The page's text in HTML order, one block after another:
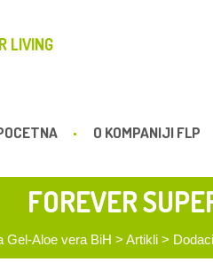
LIVING
O KOMPANIJI FLP
FOREVER
Gel-Aloe vera BiH > Artikli>